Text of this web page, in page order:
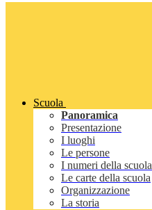
Scuola
Panoramica
Presentazione
I luoghi
Le persone
I numeri della scuola
Le carte della scuola
Organizzazione
La storia